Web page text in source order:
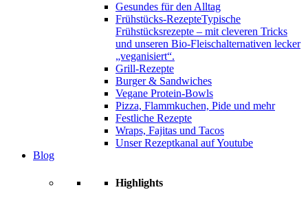
Gesundes für den Alltag
Frühstücks-RezepteTypische
Frühstücksrezepte – mit cleveren Tricks
und unseren Bio-Fleischalternativen lecker
„veganisiert“.
Grill-Rezepte
Burger & Sandwiches
Vegane Protein-Bowls
Pizza, Flammkuchen, Pide und mehr
Festliche Rezepte
Wraps, Fajitas und Tacos
Unser Rezeptkanal auf Youtube
Blog
Highlights